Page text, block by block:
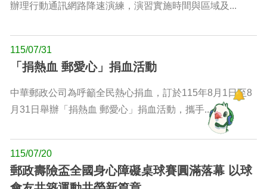
辦理行動通訊網路降速演練，演習實施時間與區域及...
115/07/31
「捐熱血 郵愛心」捐血活動
中華郵政公司為呼籲全民熱心捐血，訂於115年8月1日至8
月31日舉辦「捐熱血 郵愛心」捐血活動，攜手...
115/07/20
郵政壽險盃全國身心障礙桌球賽圓滿落幕 以球